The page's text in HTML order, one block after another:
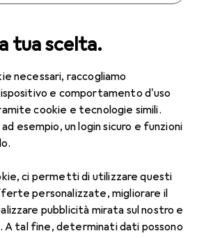
tua scelta.
necessari, raccogliamo
e comportamento d'uso
cookie e tecnologie simili.
esempio, un login sicuro e funzioni
ci permetti di utilizzare questi
personalizzate, migliorare il
pubblicità mirata sul nostro e
A tal fine, determinati dati possono
Air Optix più HydraGlyde per l'astigmatismo
1 Immagine
per
6 pz., Torico